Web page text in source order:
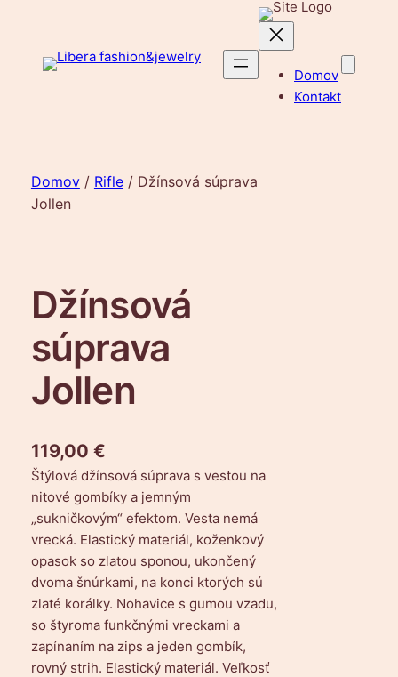
obsah
Domov
Kontakt
Domov/ Rifle/ Džínsová súprava
Jollen
Džínsová
súprava
Jollen
119,00 €
Štýlová džínsová súprava s vestou na
nitové gombíky a jemným
„sukničkovým“ efektom. Vesta nemá
vrecká. Elastický materiál, koženkový
opasok so zlatou sponou, ukončený
dvoma šnúrkami, na konci ktorých sú
zlaté korálky. Nohavice s gumou vzadu,
so štyroma funkčnými vreckami a
zapínaním na zips a jeden gombík,
rovný strih. Elastický materiál. Veľkosť